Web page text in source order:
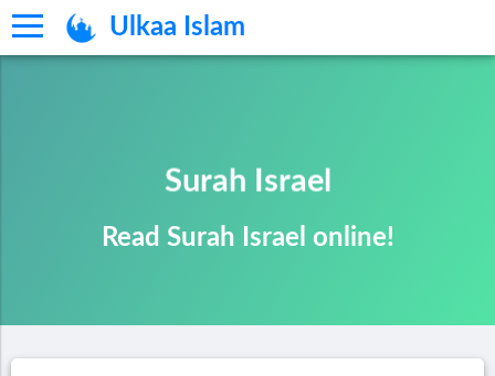
Ulkaa Islam
Surah Israel
Read Surah Israel online!